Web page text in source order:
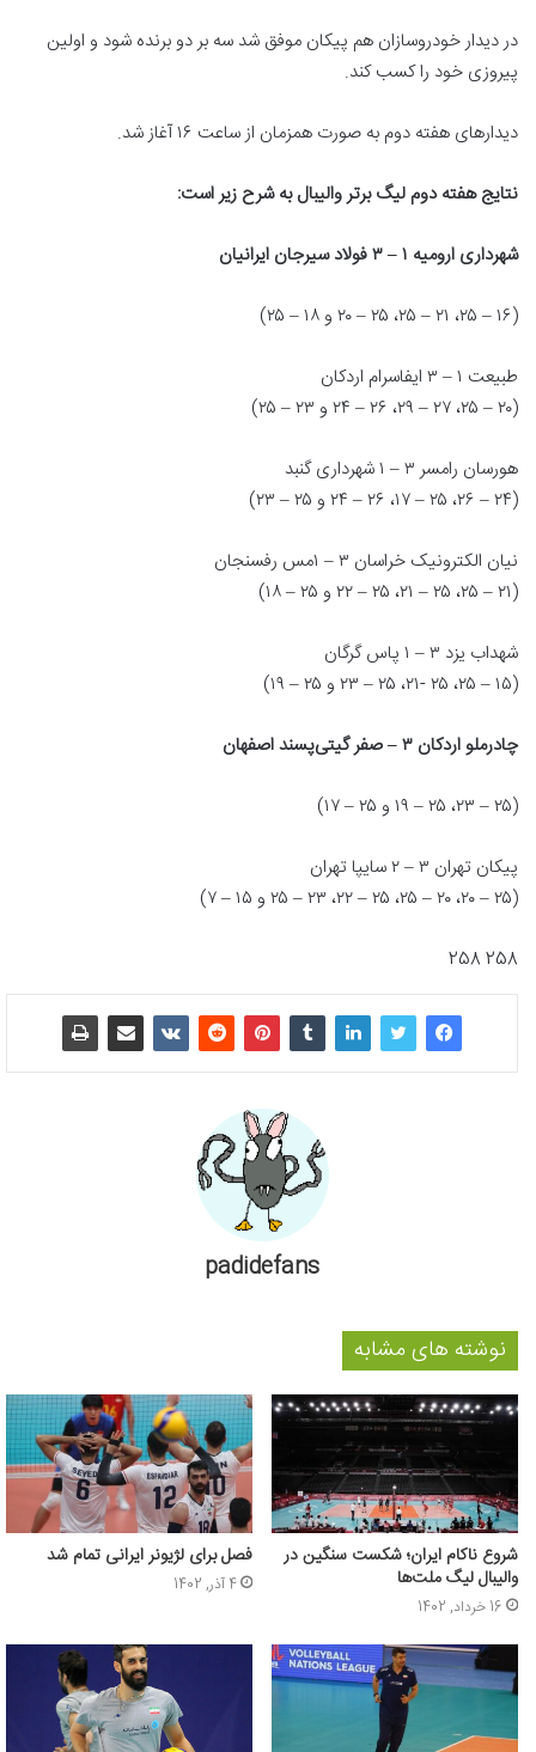
در دیدار خودروسازان هم پیکان موفق شد سه بر دو برنده شود و اولین
پیروزی خود را کسب کند.
دیدارهای هفته دوم به صورت همزمان از ساعت ۱۶ آغاز شد.
نتایج هفته دوم لیگ برتر والیبال به شرح زیر است:
شهرداری ارومیه ۱ – ۳ فولاد سیرجان ایرانیان
(۱۶ – ۲۵، ۲۱ – ۲۵، ۲۵ – ۲۰ و ۱۸ – ۲۵)
طبیعت ۱ – ۳ ایفاسرام اردکان
(۲۰ – ۲۵، ۲۷ – ۲۹، ۲۶ – ۲۴ و ۲۳ – ۲۵)
هورسان رامسر ۳ – ۱ شهرداری گنبد
(۲۴ – ۲۶، ۲۵ – ۱۷، ۲۶ – ۲۴ و ۲۵ – ۲۳)
نیان الکترونیک خراسان ۳ – ۱مس رفسنجان
(۲۱ – ۲۵، ۲۵ – ۲۱، ۲۵ – ۲۲ و ۲۵ – ۱۸)
شهداب یزد ۳ – ۱ پاس گرگان
(۱۵ – ۲۵، ۲۵ -۲۱، ۲۵ – ۲۳ و ۲۵ – ۱۹)
چادرملو اردکان ۳ – صفر گیتی‌پسند اصفهان
(۲۵ – ۲۳، ۲۵ – ۱۹ و ۲۵ – ۱۷)
پیکان تهران ۳ – ۲ سایپا تهران
(۲۵ – ۲۰، ۲۰ – ۲۵، ۲۵ – ۲۲، ۲۳ – ۲۵ و ۱۵ – ۷)
258 258
padidefans
نوشته های مشابه
شروع ناکام ایران؛ شکست سنگین در
والیبال لیگ ملت‌ها
16 خرداد, 1402
فصل برای لژیونر ایرانی تمام شد
4 آذر, 1402